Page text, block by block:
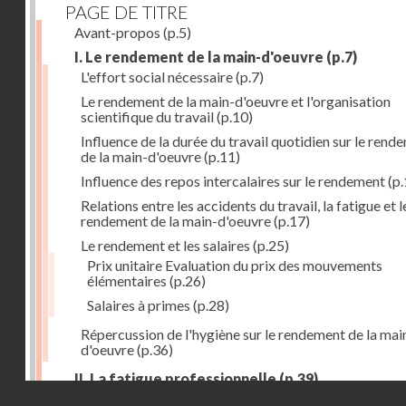
PAGE DE TITRE
Avant-propos (p.5)
I. Le rendement de la main-d'oeuvre (p.7)
L'effort social nécessaire(p.7)
Le rendement de la main-d'oeuvre et l'organisation
scientifique du travail(p.10)
Influence de la durée du travail quotidien sur le
de la main-d'oeuvre(p.11)
Influence des repos intercalaires sur le rendement
Relations entre les accidents du travail, la fatigue et
rendement de la main-d'oeuvre(p.17)
Le rendement et les salaires (p.25)
Prix unitaire Evaluation du prix des mouvements
élémentaires (p.26)
Salaires à primes (p.28)
Répercussion de l'hygiène sur le rendement de la
d'oeuvre(p.36)
II. La fatigue professionnelle(p.39)